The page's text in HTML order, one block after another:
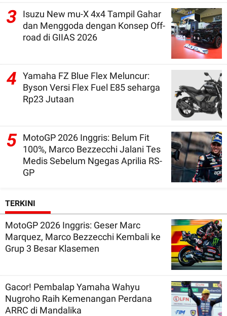
3
Isuzu New mu-X 4x4 Tampil Gahar
dan Menggoda dengan Konsep Off-
road di GIIAS 2026
4
Yamaha FZ Blue Flex Meluncur:
Byson Versi Flex Fuel E85 seharga
Rp23 Jutaan
5 MotoGP 2026 Inggris: Belum Fit
100%, Marco Bezzecchi Jalani Tes
Medis Sebelum Ngegas Aprilia RS-
GP
TERKINI
MotoGP 2026 Inggris: Geser Marc
Marquez, Marco Bezzecchi Kembali ke
Grup 3 Besar Klasemen
Gacor! Pembalap Yamaha Wahyu
Nugroho Raih Kemenangan Perdana
ARRC di Mandalika